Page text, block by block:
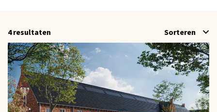
De Klinkerbuurt is autoluw, kindvriendelijk en omringd door
water, groen en bestaande stad. Een rustige woonomgeving
met alle voorzieningen en het centrum van Delft binnen
handbereik. Een unieke kans om te wonen in een buurt die af
is.
4 resultaten Sorteren